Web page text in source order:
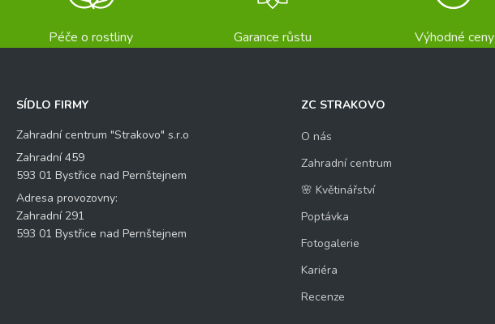
Péče o rostliny Garance růstu Výhodné ceny
SÍDLO FIRMY
Zahradní centrum "Strakovo" s.r.o
Zahradní 459
593 01 Bystřice nad Pernštejnem
Adresa provozovny:
Zahradní 291
593 01 Bystřice nad Pernštejnem
ZC STRAKOVO
O nás
Zahradní centrum
🌸 Květinářství
Poptávka
Fotogalerie
Kariéra
Recenze